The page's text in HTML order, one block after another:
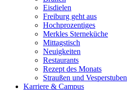
Eisdielen
Freiburg geht aus
Hochprozentiges
Merkles Sterneküche
Mittagstisch
Neuigkeiten
Restaurants
Rezept des Monats
Straußen und Vesperstuben
Karriere & Campus